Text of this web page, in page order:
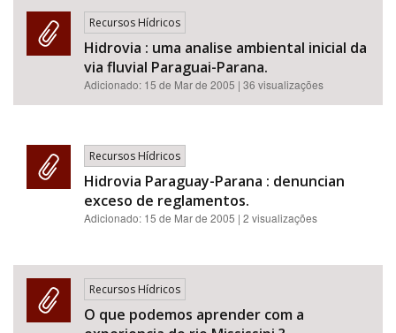
Recursos Hídricos
Hidrovia : uma analise ambiental inicial da
via fluvial Paraguai-Parana.
Adicionado: 15 de Mar de 2005 | 36 visualizações
Recursos Hídricos
Hidrovia Paraguay-Parana : denuncian
exceso de reglamentos.
Adicionado: 15 de Mar de 2005 | 2 visualizações
Recursos Hídricos
O que podemos aprender com a